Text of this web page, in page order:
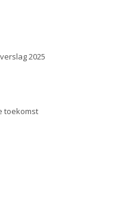
2025
toekomst